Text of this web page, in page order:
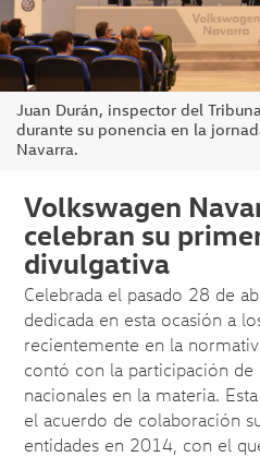
Juan Durán, inspector del
durante su ponencia en la
Navarra.
Volkswagen
celebran su
divulgativa
Celebrada el pasado 28 de
dedicada en esta ocasión a
recientemente en la
contó con la participación
nacionales en la materia.
el acuerdo de colaboración
entidades en 2014, con el